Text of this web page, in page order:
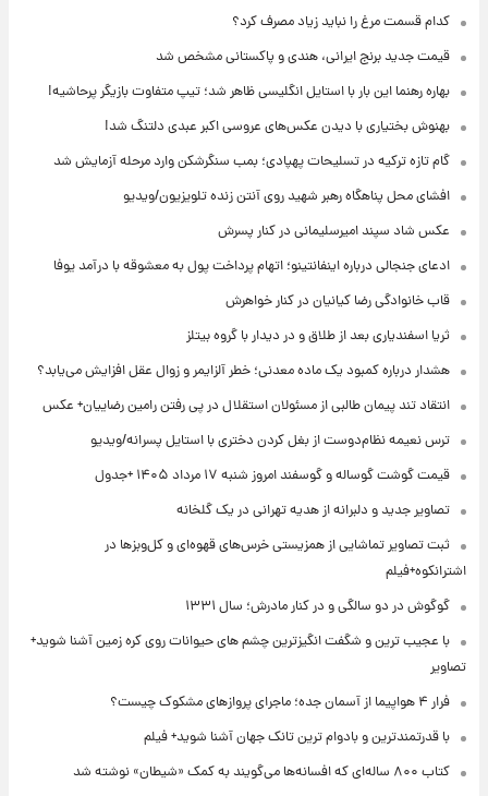
کدام قسمت مرغ را نباید زیاد مصرف کرد؟
قیمت جدید برنج ایرانی، هندی و پاکستانی مشخص شد
بهاره رهنما این بار با استایل انگلیسی ظاهر شد؛ تیپ متفاوت بازیگر پرحاشیه!
بهنوش بختیاری با دیدن عکس‌های عروسی اکبر عبدی دلتنگ شد!
گام تازه ترکیه در تسلیحات پهپادی؛ بمب سنگرشکن وارد مرحله آزمایش شد
افشای محل پناهگاه‌ رهبر شهید روی آنتن زنده تلویزیون/ویدیو
عکس شاد سپند امیرسلیمانی در کنار پسرش
ادعای جنجالی درباره اینفانتینو؛ اتهام پرداخت پول به معشوقه با درآمد یوفا
قاب خانوادگی رضا کیانیان در کنار خواهرش
ثریا اسفندیاری بعد از طلاق و در دیدار با گروه بیتلز
هشدار درباره کمبود یک ماده معدنی؛ خطر آلزایمر و زوال عقل افزایش می‌یابد؟
انتقاد تند پیمان طالبی از مسئولان استقلال در پی رفتن رامین رضاییان+ عکس
ترس نعیمه نظام‌دوست از بغل کردن دختری با استایل پسرانه/ویدیو
قیمت گوشت گوساله و گوسفند امروز شنبه ۱۷ مرداد ۱۴۰۵ +جدول
تصاویر جدید و دلبرانه از هدیه تهرانی در یک گلخانه
ثبت تصاویر تماشایی از همزیستی خرس‌های قهوه‌ای و کل‌وبزها در
اشترانکوه+فیلم
گوگوش در دو سالگی و در کنار مادرش؛ سال ۱۳۳۱
با عجیب ترین و شگفت انگیزترین چشم های حیوانات روی کره زمین آشنا شوید+
تصاویر
فرار ۴ هواپیما از آسمان جده؛ ماجرای پروازهای مشکوک چیست؟
با قدرتمندترین و بادوام ترین تانک جهان آشنا شوید+ فیلم
کتاب ۸۰۰ ساله‌ای که افسانه‌ها می‌گویند به کمک «شیطان» نوشته شد